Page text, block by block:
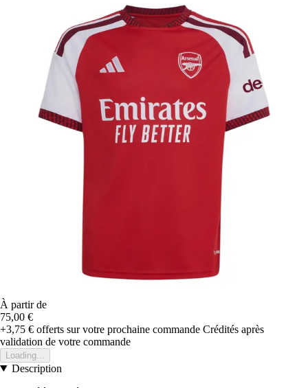
À partir de
75,00 €
+3,75 € offerts sur votre prochaine commande Crédités après
validation de votre commande
Loading...
Description